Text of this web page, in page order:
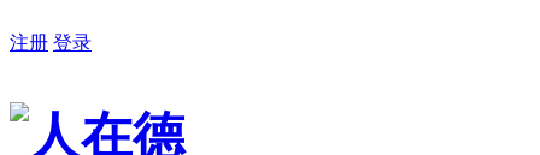
注册 登录